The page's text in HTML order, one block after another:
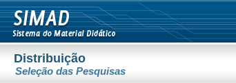
Distribuição
Seleção das Pesquisas